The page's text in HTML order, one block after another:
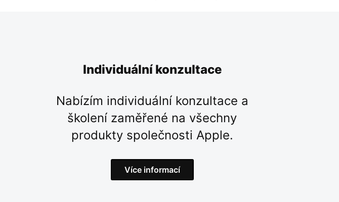
Individuální konzultace
Nabízím individuální konzultace a
školení zaměřené na všechny
produkty společnosti Apple.
Více informací